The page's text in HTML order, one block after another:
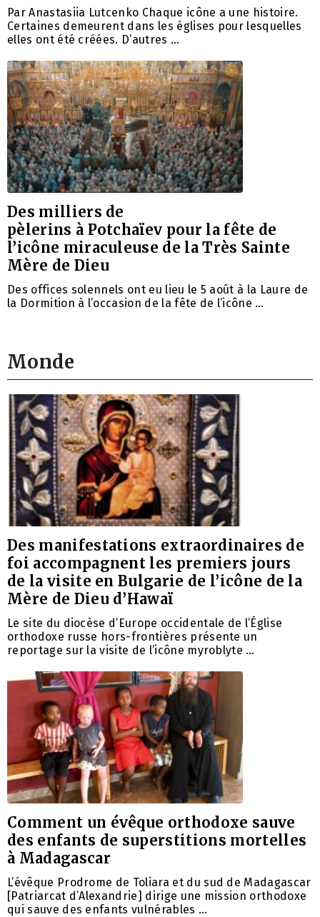
Par Anastasiia Lutcenko Chaque icône a une histoire.
Certaines demeurent dans les églises pour lesquelles
elles ont été créées. D’autres …
Des milliers de
pèlerins à Potchaïev pour la fête de
l’icône miraculeuse de la Très Sainte
Mère de Dieu
Des offices solennels ont eu lieu le 5 août à la Laure de
la Dormition à l’occasion de la fête de l’icône …
Monde
Des manifestations extraordinaires de
foi accompagnent les premiers jours
de la visite en Bulgarie de l’icône de la
Mère de Dieu d’Hawaï
Le site du diocèse d’Europe occidentale de l’Église
orthodoxe russe hors-frontières présente un
reportage sur la visite de l’icône myroblyte …
Comment un évêque orthodoxe sauve
des enfants de superstitions mortelles
à Madagascar
L’évêque Prodrome de Toliara et du sud de Madagascar
[Patriarcat d’Alexandrie] dirige une mission orthodoxe
qui sauve des enfants vulnérables …